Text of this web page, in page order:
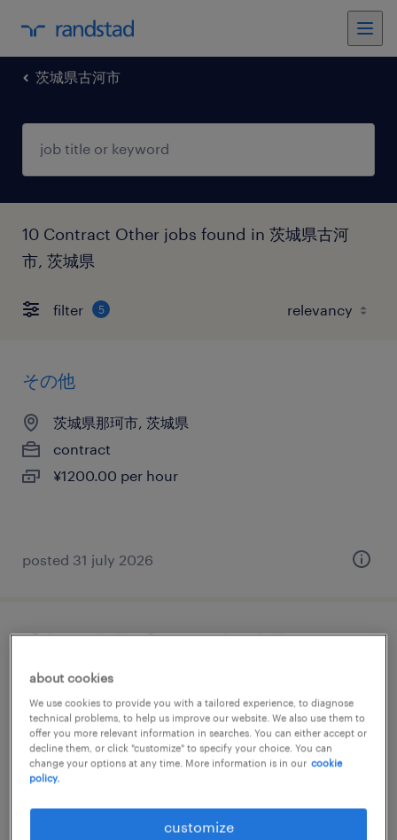
茨城県古河市
10 Contract Other jobs found in 茨城県古河
市, 茨城県
filter 5
その他
茨城県那珂市, 茨城県
contract
¥1200.00 per hour
posted 31 july 2026
【障がい者求人】ワイン専門商社／ワイン
ショップスタッフ（契約社員）（茨城県）
茨城, 茨城県
contract
¥3,150,000 - ¥3,500,000 per year, 年収315 ～
350万円
posted 11 february 2025
about cookies
We use cookies to provide you with a tailored experience, to diagnose
technical problems, to help us improve our website. We also use them to
offer you more relevant information in searches. You can either accept or
decline them, or click "customize" to specify your choice. You can
change your options at any time. More information is in our cookie
policy.
customize